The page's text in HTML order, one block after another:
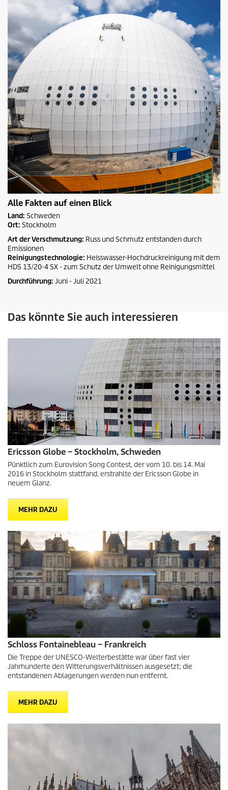
Alle Fakten auf einen Blick
Land: Schweden
Ort: Stockholm
Art der Verschmutzung: Russ und Schmutz entstanden durch
Emissionen
Reinigungstechnologie: Heisswasser-Hochdruckreinigung mit dem
HDS 13/20-4 SX - zum Schutz der Umwelt ohne Reinigungsmittel
Durchführung: Juni - Juli 2021
Das könnte Sie auch interessieren
Ericsson Globe – Stockholm, Schweden
Pünktlich zum Eurovision Song Contest, der vom 10. bis 14. Mai
2016 in Stockholm stattfand, erstrahlte der Ericsson Globe in
neuem Glanz.
MEHR DAZU
Schloss Fontainebleau – Frankreich
Die Treppe der UNESCO-Welterbestätte war über fast vier
Jahrhunderte den Witterungsverhältnissen ausgesetzt; die
entstandenen Ablagerungen werden nun entfernt.
MEHR DAZU